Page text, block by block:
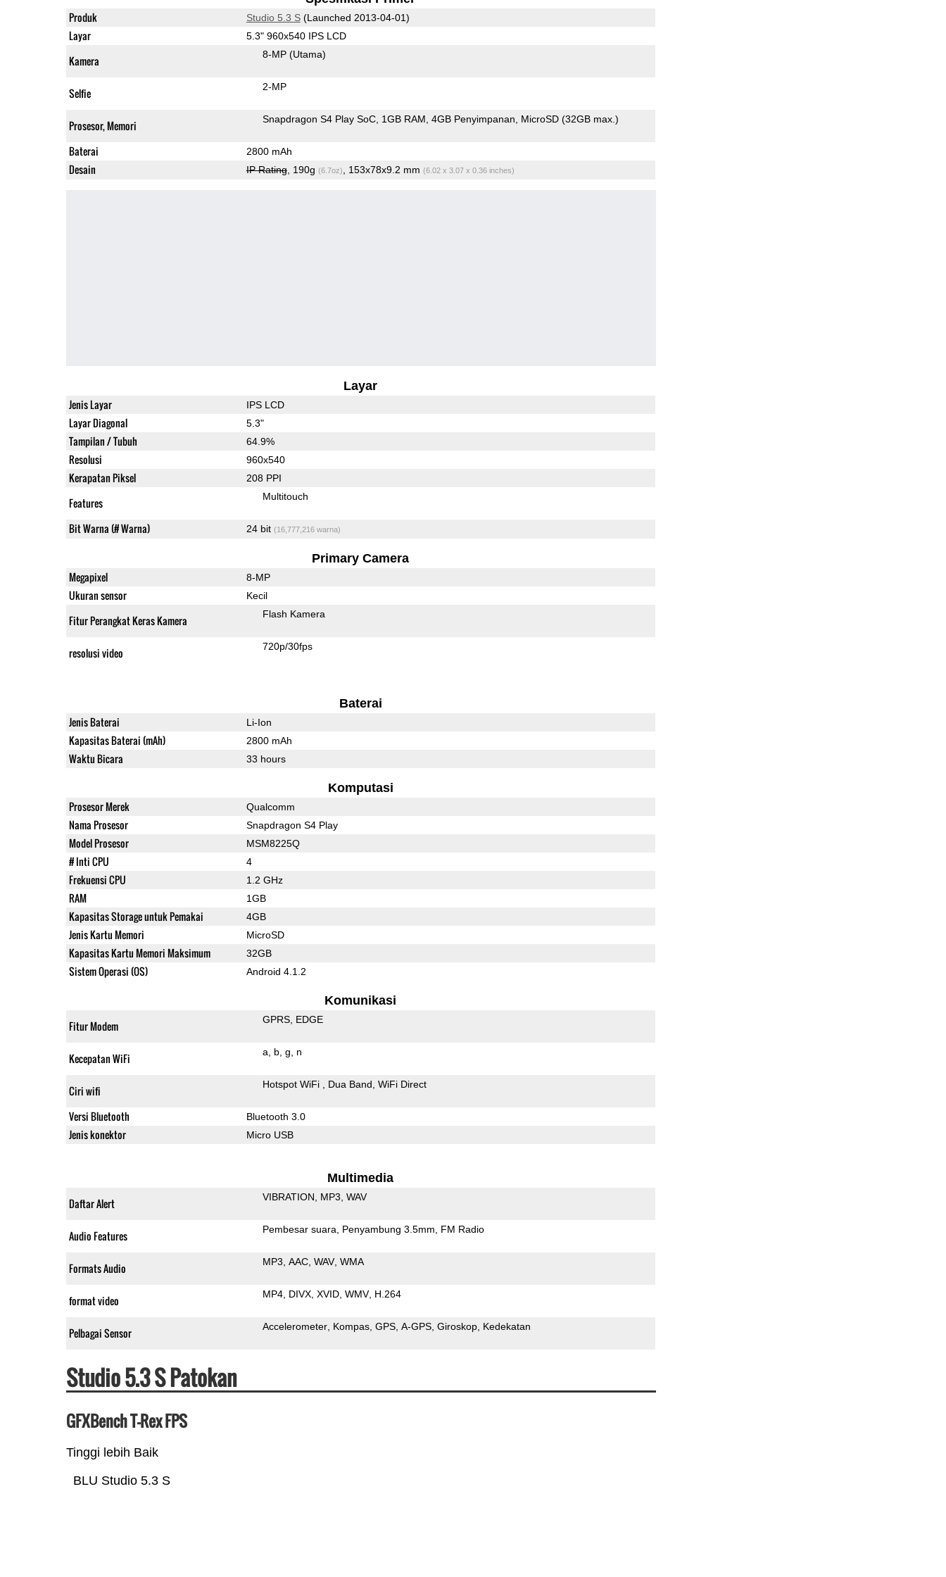
Produk Studio 5.3 S(Launched 2013-04-01)
Layar 5.3" 960x540 IPS LCD
Kamera 8-MP (Utama)
Selfie 2-MP
Prosesor, Memori Snapdragon S4 Play SoC 1GB RAM 4GB Penyimpanan MicroSD (32GB max.)
Baterai 2800 mAh
Desain IP Rating, 190g (6.7oz) , 153x78x9.2 mm (6.02 x 3.07 x 0.36 inches)
Layar
Jenis Layar IPS LCD
Layar Diagonal 5.3"
Tampilan / Tubuh 64.9%
Resolusi 960x540
Kerapatan Piksel 208 PPI
Features Multitouch
Bit Warna (# Warna) 24 bit (16,777,216 warna)
Primary Camera
Megapixel 8-MP
Ukuran sensor Kecil
Fitur Perangkat Keras Kamera Flash Kamera
resolusi video 720p/30fps
Baterai
Jenis Baterai Li-Ion
Kapasitas Baterai (mAh) 2800 mAh
Waktu Bicara 33 hours
Komputasi
Prosesor Merek Qualcomm
Nama Prosesor Snapdragon S4 Play
Model Prosesor MSM8225Q
# Inti CPU 4
Frekuensi CPU 1.2 GHz
RAM 1GB
Kapasitas Storage untuk Pemakai 4GB
Jenis Kartu Memori MicroSD
Kapasitas Kartu Memori Maksimum 32GB
Sistem Operasi (OS) Android 4.1.2
Komunikasi
Fitur Modem GPRS EDGE
Kecepatan WiFi a b g n
Ciri wifi Hotspot WiFi Dua Band WiFi Direct
Versi Bluetooth Bluetooth 3.0
Jenis konektor Micro USB
Multimedia
Daftar Alert VIBRATION MP3 WAV
Audio Features Pembesar suara Penyambung 3.5mm FM Radio
Formats Audio MP3 AAC WAV WMA
format video MP4 DIVX XVID WMV H.264
Pelbagai Sensor Accelerometer Kompas GPS A-GPS Giroskop Kedekatan
Studio 5.3 S Patokan
GFXBench T-Rex FPS
Tinggi lebih Baik
BLU Studio 5.3 S